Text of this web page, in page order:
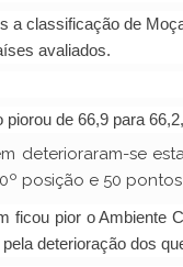
a classificação de
avaliados.
piorou de 66,9 para
deterioraram-se
posição e 50
ficou pior o Ambiente
deterioração dos